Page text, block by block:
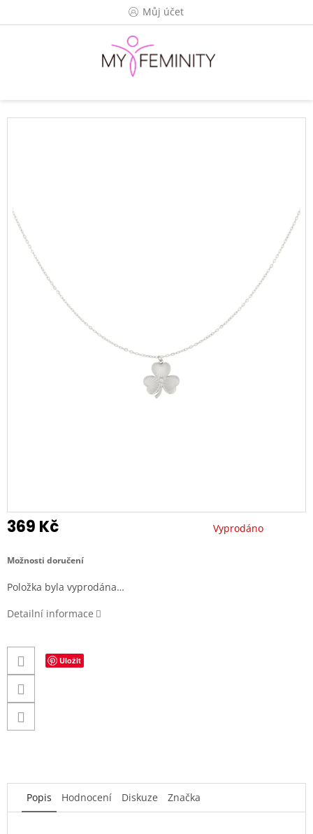
Můj účet
369 Kč
cena:
Vyprodáno
Možnosti doručení
Položka byla vyprodána…
Detailní informace
Uložit
Popis Hodnocení Diskuze Značka